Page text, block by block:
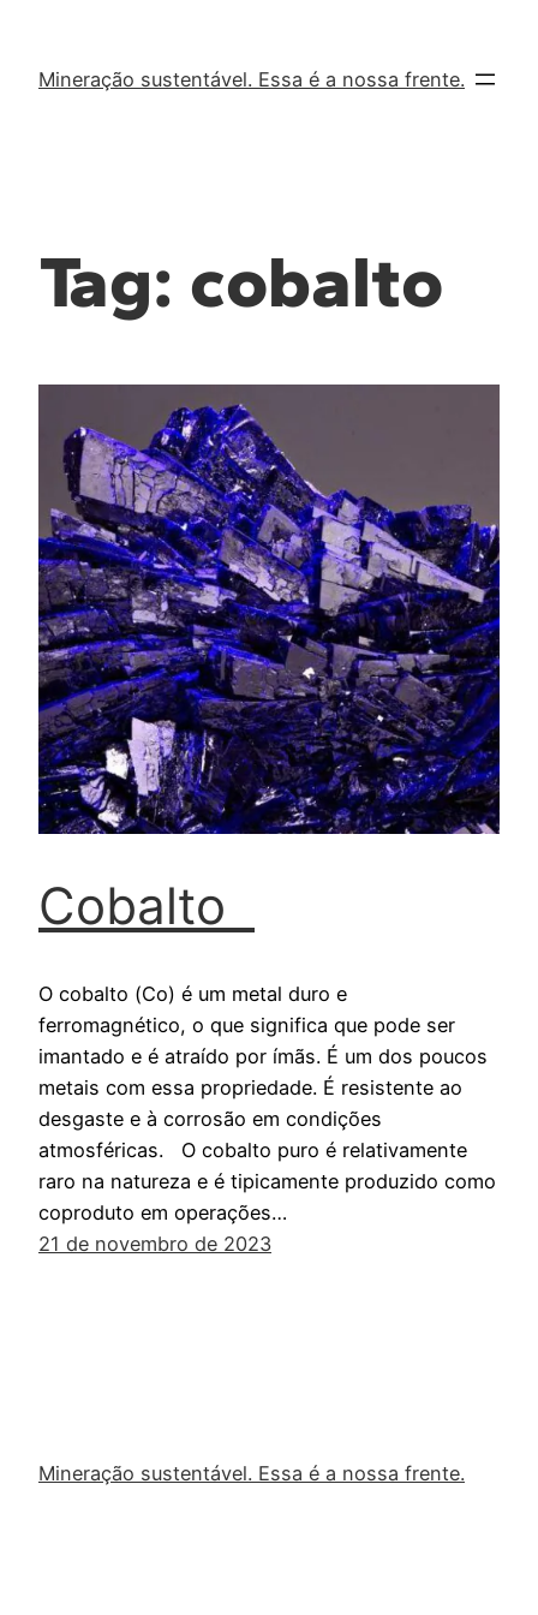
Mineração sustentável. Essa é a nossa frente.
Tag: cobalto
Cobalto
O cobalto (Co) é um metal duro e
ferromagnético, o que significa que pode ser
imantado e é atraído por ímãs. É um dos poucos
metais com essa propriedade. É resistente ao
desgaste e à corrosão em condições
atmosféricas. O cobalto puro é relativamente
raro na natureza e é tipicamente produzido como
coproduto em operações…
21 de novembro de 2023
Mineração sustentável. Essa é a nossa frente.